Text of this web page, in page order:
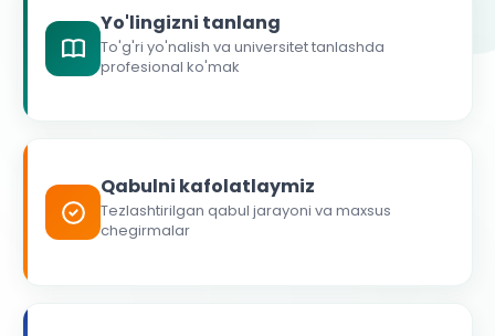
Yo'lingizni tanlang
To'g'ri yo'nalish va universitet tanlashda
profesional ko'mak
Qabulni kafolatlaymiz
Tezlashtirilgan qabul jarayoni va maxsus
chegirmalar